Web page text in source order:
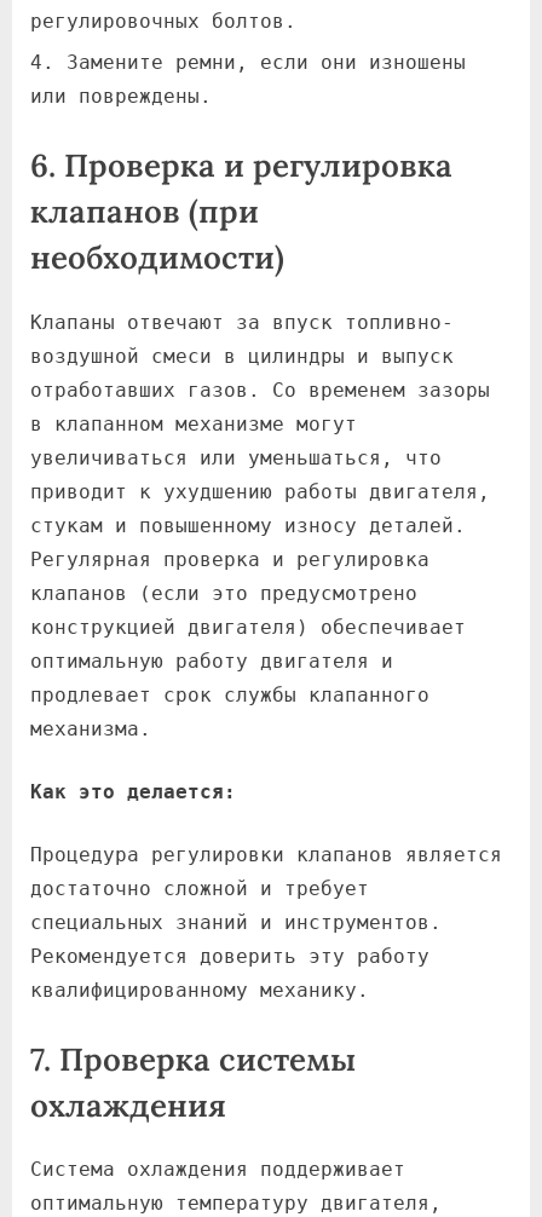
регулировочных болтов.
Замените ремни, если они изношены
или повреждены.
6. Проверка и регулировка
клапанов (при
необходимости)
Клапаны отвечают за впуск топливно-
воздушной смеси в цилиндры и выпуск
отработавших газов. Со временем зазоры
в клапанном механизме могут
увеличиваться или уменьшаться, что
приводит к ухудшению работы двигателя,
стукам и повышенному износу деталей.
Регулярная проверка и регулировка
клапанов (если это предусмотрено
конструкцией двигателя) обеспечивает
оптимальную работу двигателя и
продлевает срок службы клапанного
механизма.
Как это делается:
Процедура регулировки клапанов является
достаточно сложной и требует
специальных знаний и инструментов.
Рекомендуется доверить эту работу
квалифицированному механику.
7. Проверка системы
охлаждения
Система охлаждения поддерживает
оптимальную температуру двигателя,